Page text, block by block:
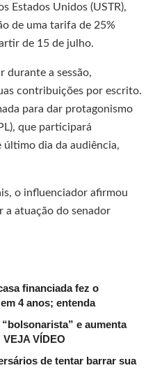
Estados Unidos (USTR),
de uma tarifa de 25%
de 15 de julho.
durante a sessão,
contribuições por escrito.
para dar protagonismo
que participará
último dia da audiência,
o influenciador afirmou
a atuação do senador
financiada fez o
4 anos; entenda
e aumenta
VÍDEO
de tentar barrar sua